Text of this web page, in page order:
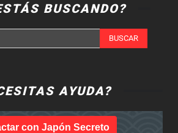
BUSCANDO?
BUSCAR
AYUDA?
con Japón Secreto